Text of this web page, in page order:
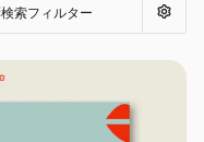
検索フィルター